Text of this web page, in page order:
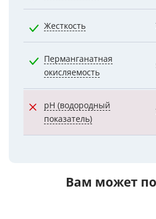
Жесткость
Перманганатная
окисляемость
pH (водородный
показатель)
Вам может